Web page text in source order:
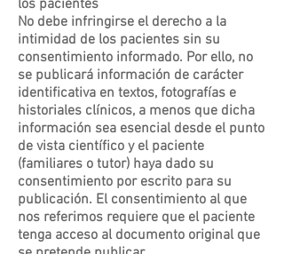
los pacientes
No debe infringirse el derecho a la
intimidad de los pacientes sin su
consentimiento informado. Por ello, no
se publicará información de carácter
identificativa en textos, fotografías e
historiales clínicos, a menos que dicha
información sea esencial desde el punto
de vista científico y el paciente
(familiares o tutor) haya dado su
consentimiento por escrito para su
publicación. El consentimiento al que
nos referimos requiere que el paciente
tenga acceso al documento original que